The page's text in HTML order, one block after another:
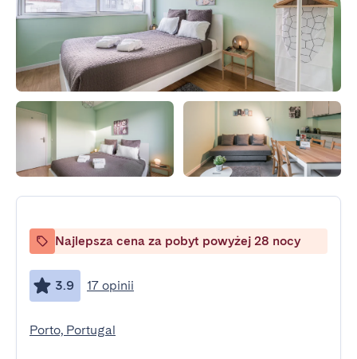
Najlepsza cena za pobyt powyżej 28 nocy
3.9 17 opinii
Porto, Portugal